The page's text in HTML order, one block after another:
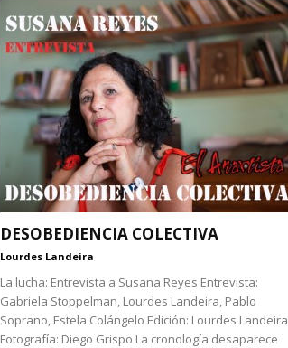
DESOBEDIENCIA COLECTIVA
Lourdes Landeira
La lucha: Entrevista a Susana Reyes Entrevista:
Gabriela Stoppelman, Lourdes Landeira, Pablo
Soprano, Estela Colángelo Edición: Lourdes Landeira
Fotografía: Diego Grispo La cronología desaparece